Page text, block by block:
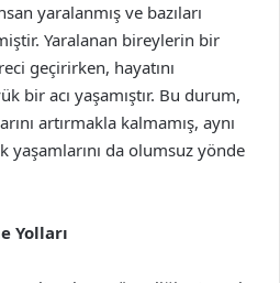
yaralanmış ve bazıları
Yaralanan bireylerin bir
geçirirken, hayatını
bir acı yaşamıştır. Bu durum,
artırmakla kalmamış, aynı
da olumsuz yönde
Yolları